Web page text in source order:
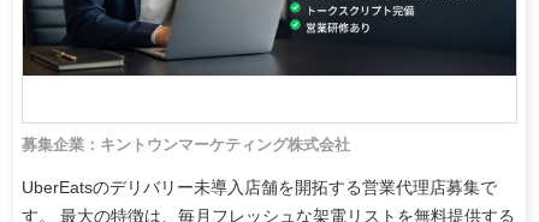
募集企業：キントウンマーケティング株式会社
UberEatsのデリバリー未導入店舗を開拓する営業代理店募集で
す。 最大の特徴は、毎月フレッシュな架電リストを無料提供する